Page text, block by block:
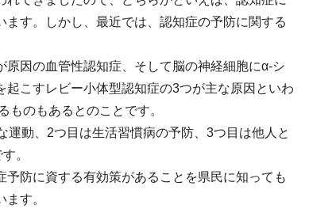
す。しかし、最近では、認知症の予防に関する
因の血管性認知症、そして脳の神経細胞にα-シ
こすレビー小体型認知症の3つが主な原因といわ
のもあるとのことです。
動、2つ目は生活習慣病の予防、3つ目は他人と
。
防に資する有効策があることを県民に知っても
す。